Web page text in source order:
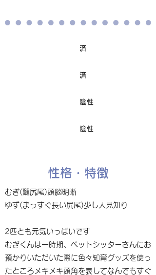
済
済
陰性
陰性
性格・特徴
むぎ(鍵尻尾)頭脳明晰
ゆず(まっすぐ長い尻尾)少し人見知り
2匹とも元気いっぱいです
むぎくんは一時期、ペットシッターさんにお
預かりいただいた際に色々知育グッズを使っ
たところメキメキ頭角を表してなんでもすぐ